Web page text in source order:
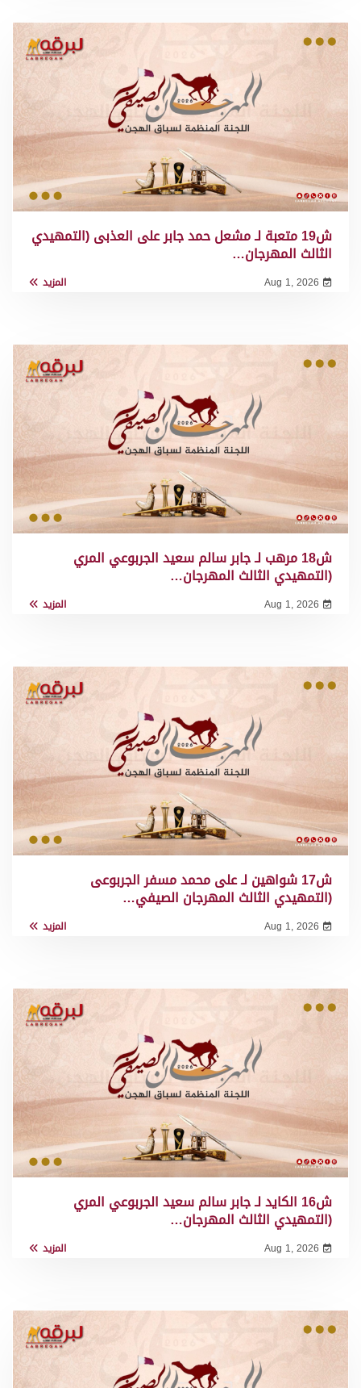
ش19 متعبة لـ مشعل حمد جابر على العذبى (التمهيدي
الثالث المهرجان…
Aug 1, 2026 المزيد
ش18 مرهب لـ جابر سالم سعيد الجربوعي المري
(التمهيدي الثالث المهرجان…
Aug 1, 2026 المزيد
ش17 شواهين لـ على محمد مسفر الجربوعى
(التمهيدي الثالث المهرجان الصيفي…
Aug 1, 2026 المزيد
ش16 الكايد لـ جابر سالم سعيد الجربوعي المري
(التمهيدي الثالث المهرجان…
Aug 1, 2026 المزيد